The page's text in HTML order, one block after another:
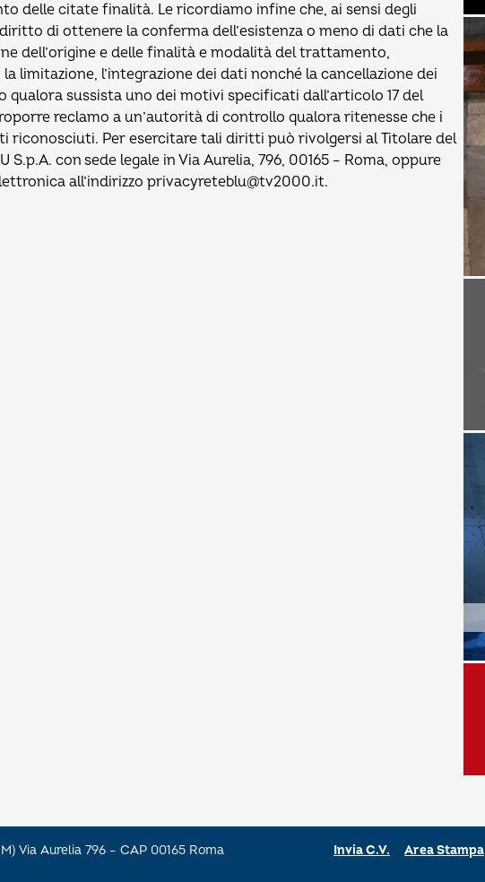
delle citate finalità. Le ricordiamo infine che, ai sensi degli
diritto di ottenere la conferma dell’esistenza o meno di dati che la
dell’origine e delle finalità e modalità del trattamento,
limitazione, l’integrazione dei dati nonché la cancellazione dei
sussista uno dei motivi specificati dall’articolo 17 del
reclamo a un’autorità di controllo qualora ritenesse che i
riconosciuti. Per esercitare tali diritti può rivolgersi al Titolare del
con sede legale in Via Aurelia, 796, 00165 – Roma, oppure
all’indirizzo privacyreteblu@tv2000.it.
Via Aurelia 796 – CAP 00165 Roma Invia C.V. Area Stampa